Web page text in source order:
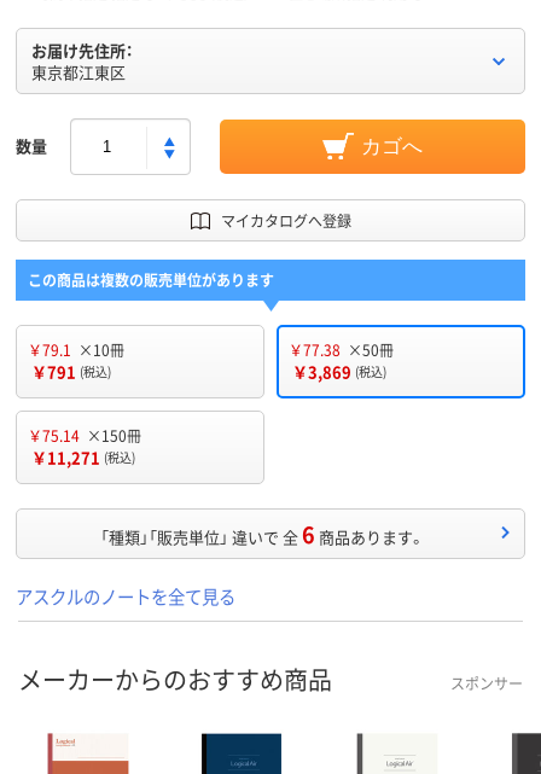
お届け先住所：
東京都江東区
数量 カゴへ
マイカタログへ登録
この商品は複数の販売単位があります
￥79.1 ×10冊
￥791 (税込)
￥77.38 ×50冊
￥3,869 (税込)
￥75.14 ×150冊
￥11,271 (税込)
「種類」「販売単位」 違いで 全6 商品あります。
アスクルのノートを全て見る
メーカーからのおすすめ商品 スポンサー